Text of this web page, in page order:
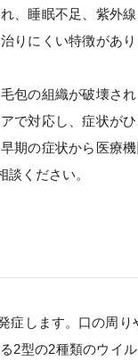
、睡眠不足、紫外
りにくい特徴があ
包の組織が破壊さ
で対応し、症状が
期の症状から医療
ください。
症します。口の周
2型の2種類のウイ